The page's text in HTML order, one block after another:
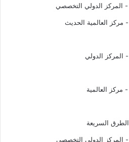
- المركز الدولي التخصصي
- مركز العالمية الحديث
- المركز الدولي
- مركز العالمية
السريعة
- المركز الدولي التخصصي